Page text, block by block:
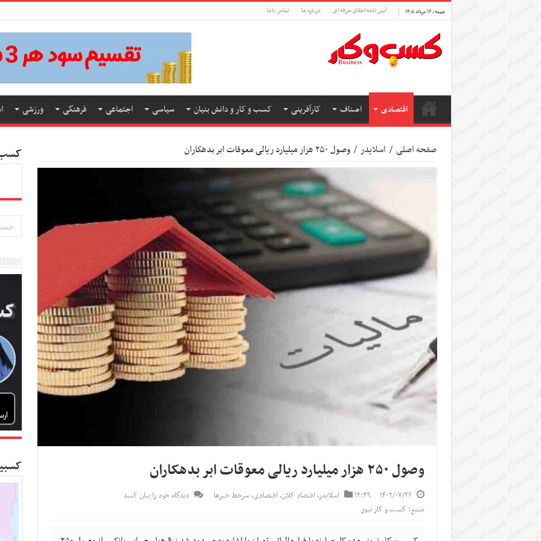
جمعه , ۱۶ مرداد ۱۴۰۵ آیین نامه اخلاق حرفه ای درباره ما تماس باما
اقتصادی اصناف کارآفرینی کسب و کار و دانش بنیان سیاسی اجتماعی فرهنگی ورزشی
صفحه اصلی / اسلایدر / وصول ۲۵۰ هزار میلیارد ریالی معوقات ابر بدهکاران
وصول ۲۵۰ هزار میلیارد ریالی معوقات ابر بدهکاران
۱۴۰۲/۰۷/۲۶ ۱۲:۳۹ اسلایدر,اقتصاد کلان,اقتصادی,سرخط خبرها
دیدگاه خود را بیان کنید
منبع: کسب و کار نیوز
کسب